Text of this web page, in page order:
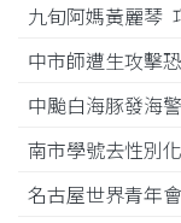
九旬阿媽黃麗琴
中市師遭生攻擊
中颱白海豚發海
南市學號去性別
名古屋世界青年